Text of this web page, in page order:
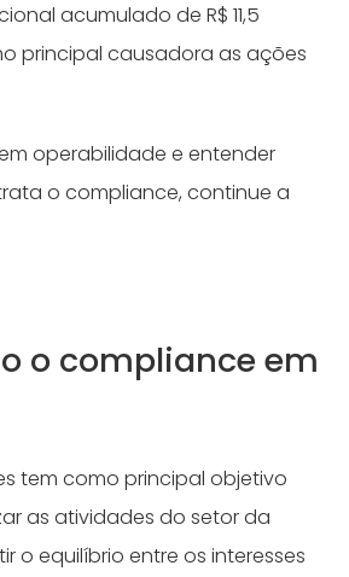
acumulado de R$ 11,5
principal causadora as ações
operabilidade e entender
o compliance, continue a
o compliance em
tem como principal objetivo
as atividades do setor da
o equilíbrio entre os interesses